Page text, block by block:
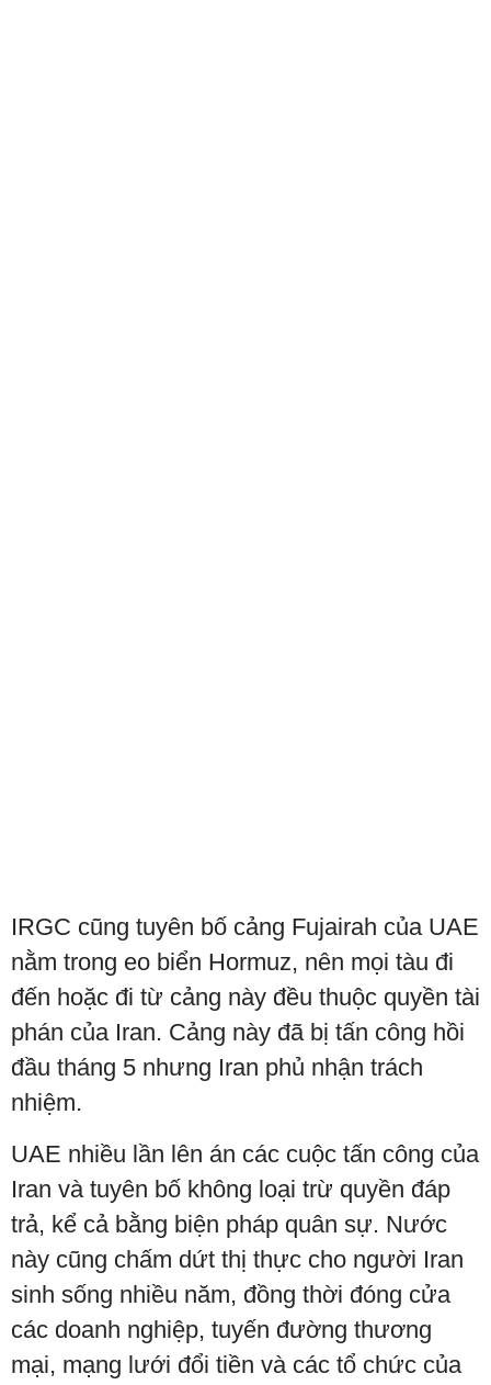
IRGC cũng tuyên bố cảng Fujairah của UAE
nằm trong eo biển Hormuz, nên mọi tàu đi
đến hoặc đi từ cảng này đều thuộc quyền tài
phán của Iran. Cảng này đã bị tấn công hồi
đầu tháng 5 nhưng Iran phủ nhận trách
nhiệm.
UAE nhiều lần lên án các cuộc tấn công của
Iran và tuyên bố không loại trừ quyền đáp
trả, kể cả bằng biện pháp quân sự. Nước
này cũng chấm dứt thị thực cho người Iran
sinh sống nhiều năm, đồng thời đóng cửa
các doanh nghiệp, tuyến đường thương
mại, mạng lưới đổi tiền và các tổ chức của